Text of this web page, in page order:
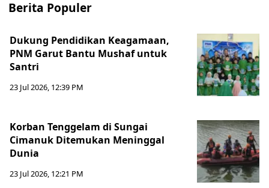
Berita Populer
Dukung Pendidikan Keagamaan,
PNM Garut Bantu Mushaf untuk
Santri
23 Jul 2026, 12:39 PM
Korban Tenggelam di Sungai
Cimanuk Ditemukan Meninggal
Dunia
23 Jul 2026, 12:21 PM